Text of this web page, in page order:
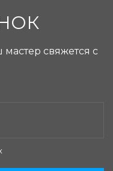
свяжется с